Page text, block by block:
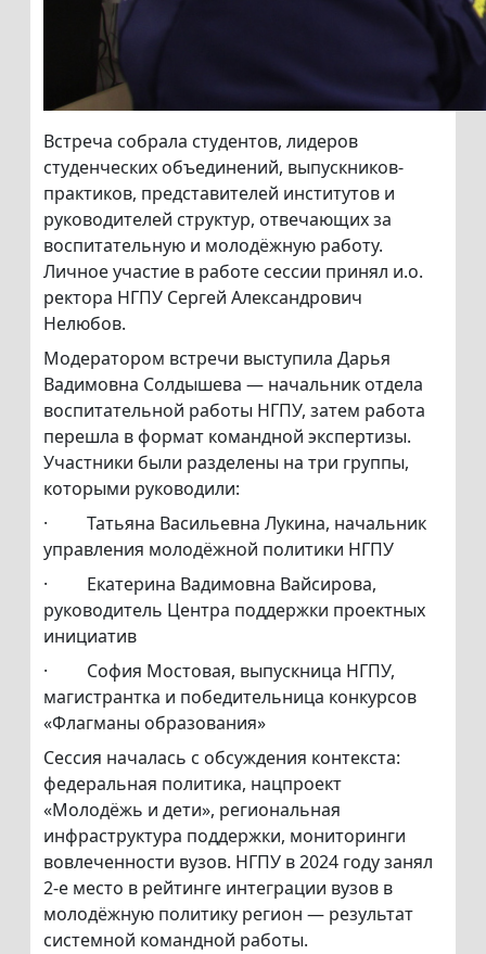
Встреча собрала студентов, лидеров
студенческих объединений, выпускников-
практиков, представителей институтов и
руководителей структур, отвечающих за
воспитательную и молодёжную работу.
Личное участие в работе сессии принял и.о.
ректора НГПУ Сергей Александрович
Нелюбов.
Модератором встречи выступила Дарья
Вадимовна Солдышева — начальник отдела
воспитательной работы НГПУ, затем работа
перешла в формат командной экспертизы.
Участники были разделены на три группы,
которыми руководили:
· Татьяна Васильевна Лукина, начальник
управления молодёжной политики НГПУ
· Екатерина Вадимовна Вайсирова,
руководитель Центра поддержки проектных
инициатив
· София Мостовая, выпускница НГПУ,
магистрантка и победительница конкурсов
«Флагманы образования»
Сессия началась с обсуждения контекста:
федеральная политика, нацпроект
«Молодёжь и дети», региональная
инфраструктура поддержки, мониторинги
вовлеченности вузов. НГПУ в 2024 году занял
2-е место в рейтинге интеграции вузов в
молодёжную политику регион — результат
системной командной работы.